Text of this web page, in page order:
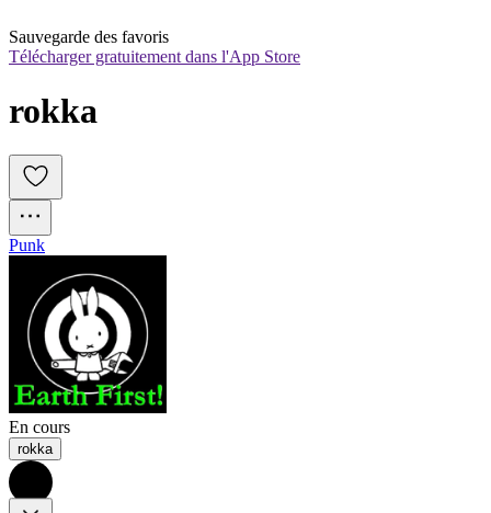
Sauvegarde des favoris
Télécharger gratuitement dans l'App Store
rokka
Punk
En cours
rokka